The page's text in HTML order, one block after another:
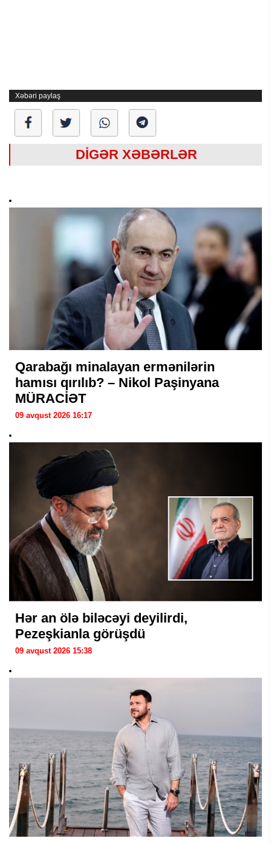
Xəbəri paylaş
DİGƏR XƏBƏRLƏR
Qarabağı minalayan ermənilərin
hamısı qırılıb? – Nikol Paşinyana
MÜRACİƏT
09 avqust 2026 16:17
Hər an ölə biləcəyi deyilirdi,
Pezeşkianla görüşdü
09 avqust 2026 15:38